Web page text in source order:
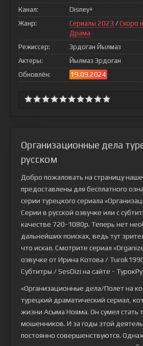
Канал:
Disney+
Жанр:
Сериалы 2023 / Скоро
Драма
Режиссер:
Эрдоган Йылмаз
Актеры:
Йылмаз Эрдоган
Обновлён:
19.09.2024
Организационные дела
русском
Добро пожаловать на страницу
предоставлены для бесплатного
серии турецкого сериала
Серии в русской озвучке или с
качестве 720-1080p. Теперь нет
дальнейших поисках, ведь тут
что искал. Смотрите сериал
озвучке от Ирина Котова /
Субтитры / SesDizi на сайте - ТурокРу.
«Организационные дела/Полет на
турецкий драматический сериал,
жизни Асыма Нояма. Он сумел стать
мошенников. И за годы этой
постоянно совершенствуются.